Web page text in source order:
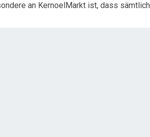
an KernoelMarkt ist, dass